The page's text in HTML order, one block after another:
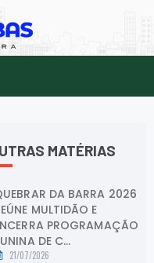
MATÉRIAS
DA BARRA 2026
MULTIDÃO E
PROGRAMAÇÃO
DE C...
21/07/2026